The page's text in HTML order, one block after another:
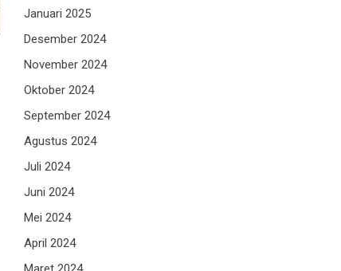
Januari 2025
Desember 2024
November 2024
Oktober 2024
September 2024
Agustus 2024
Juli 2024
Juni 2024
Mei 2024
April 2024